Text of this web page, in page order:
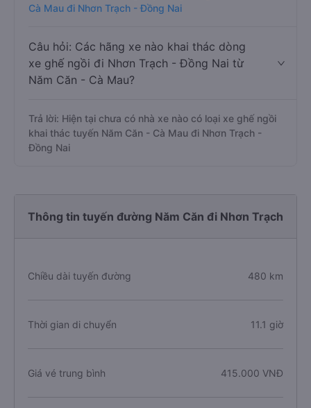
Cà Mau đi Nhơn Trạch - Đồng Nai
Câu hỏi: Các hãng xe nào khai thác dòng
xe ghế ngồi đi Nhơn Trạch - Đồng Nai từ
Năm Căn - Cà Mau?
Trả lời: Hiện tại chưa có nhà xe nào có loại xe ghế ngồi
khai thác tuyến Năm Căn - Cà Mau đi Nhơn Trạch -
Đồng Nai
Thông tin tuyến đường Năm Căn đi Nhơn Trạch
Chiều dài tuyến đường 480 km
Thời gian di chuyển 11.1 giờ
Giá vé trung bình 415.000 VNĐ